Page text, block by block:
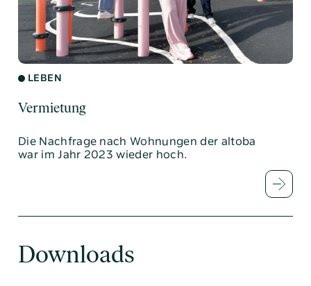
LEBEN
Vermietung
Die Nachfrage nach Wohnungen der altoba
war im Jahr 2023 wieder hoch.
Downloads